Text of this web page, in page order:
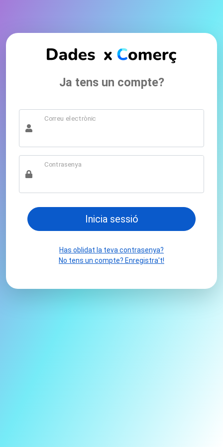
Ja tens un compte?
Correu electrònic
Contrasenya
Inicia sessió
Has oblidat la teva contrasenya?
No tens un compte? Enregistra't!